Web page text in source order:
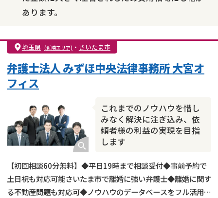
あります。
埼玉県 (近隣エリア) ・ さいたま市
これまでのノウハウを惜し
みなく解決に注ぎ込み、依
頼者様の利益の実現を目指
します
弁護士法人 みずほ中央法律事務所 大宮オ
フィス
【初回相談60分無料】◆平日19時まで相談受付◆事前予約で
土日祝も対応可能さいたま市で離婚に強い弁護士◆離婚に関す
る不動産問題も対応可◆ノウハウのデータベースをフル活用し